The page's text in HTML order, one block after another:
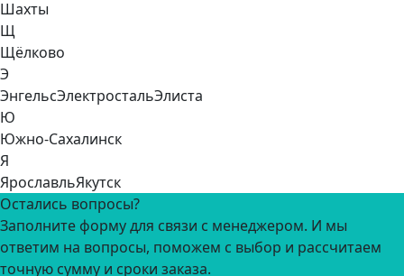
Шахты
Щ
Щёлково
Э
ЭнгельсЭлектростальЭлиста
Ю
Южно-Сахалинск
Я
ЯрославльЯкутск
Остались вопросы?
Заполните форму для связи с менеджером. И мы
ответим на вопросы, поможем с выбор и рассчитаем
точную сумму и сроки заказа.